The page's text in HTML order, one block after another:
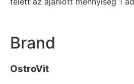
Brand
OstroVit